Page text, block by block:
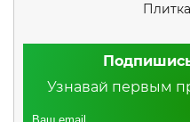
Узнавай первым